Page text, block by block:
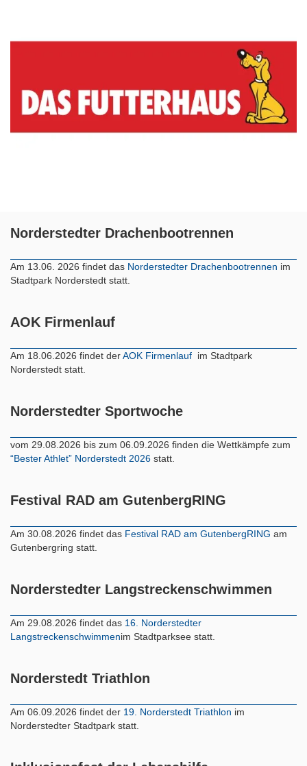
Norderstedter Drachenbootrennen
Am 13.06. 2026 findet das Norderstedter Drachenbootrennen im
Stadtpark Norderstedt statt.
AOK Firmenlauf
Am 18.06.2026 findet derAOK Firmenlauf im Stadtpark
Norderstedt statt.
Norderstedter Sportwoche
vom 29.08.2026 bis zum 06.09.2026 finden die Wettkämpfe zum
“Bester Athlet” Norderstedt 2026 statt.
Festival RAD am GutenbergRING
Am 30.08.2026 findet das Festival RAD am GutenbergRING am
Gutenbergring statt.
Norderstedter Langstreckenschwimmen
Am 29.08.2026 findet das 16. Norderstedter
Langstreckenschwimmenim Stadtparksee statt.
Norderstedt Triathlon
Am 06.09.2026 findet der 19. Norderstedt Triathlon im
Norderstedter Stadtpark statt.